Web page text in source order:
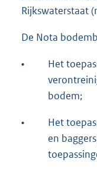
Rijkswaterstaat
De Nota
•
Het
bodem;
•
Het
en